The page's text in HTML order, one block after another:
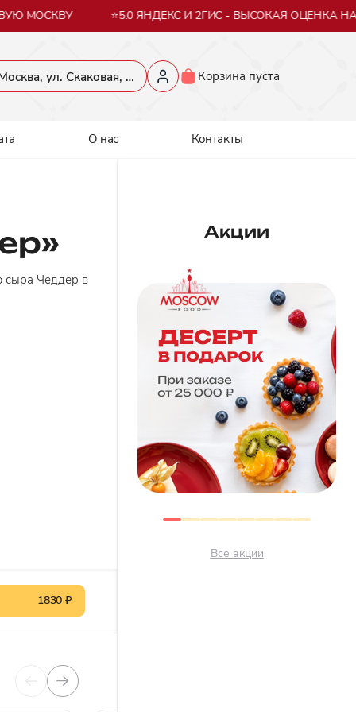
МОСКВУ ⭐5.0 ЯНДЕКС И 2ГИС - ВЫСОКАЯ ОЦЕНКА
​Москва, ул. Скаковая, 36​ Корзина пуста
О нас Контакты
сыра Чеддер в
1830 ₽
Акции
Все акции